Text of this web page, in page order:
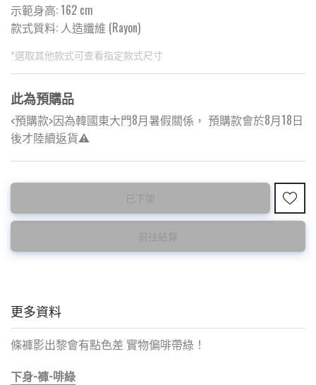
示範身高: 162 cm
款式質料: 人造纖維 (Rayon)
*選取其他款式可查看指定款式尺寸
此為預購品
<預購款>因為韓國東大門8月暑假關係， 預購款會於8月18日
後才陸續返貨⚠️
此為減價貨品
特價品不設退換，購買前請先確認所列出的尺碼是否合適。
已下架
前往結算
更多資料
條褲影出黎會有點色差 實物偏啡帶綠！
下身-褲-啡綠